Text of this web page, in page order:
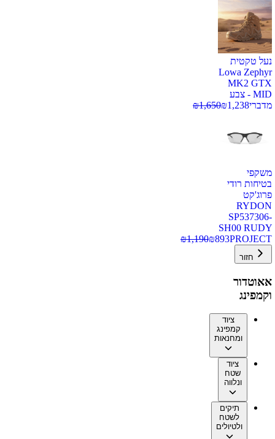
נעל טקטית
Lowa Zephyr
MK2 GTX
MID - צבע
מדברי
₪1,238
₪1,650
משקפי
בטיחות רודי
פרוג'קט
RYDON
SP537306-
SH00 RUDY
PROJECT
₪893
₪1,190
חזור
אאוטדור
וקמפינג
ציוד
קמפינג
ומחנאות
ציוד
שטח
ונלווה
תיקים
לשטח
ולטיולים